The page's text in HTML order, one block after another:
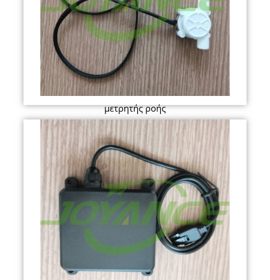
μετρητής ροής